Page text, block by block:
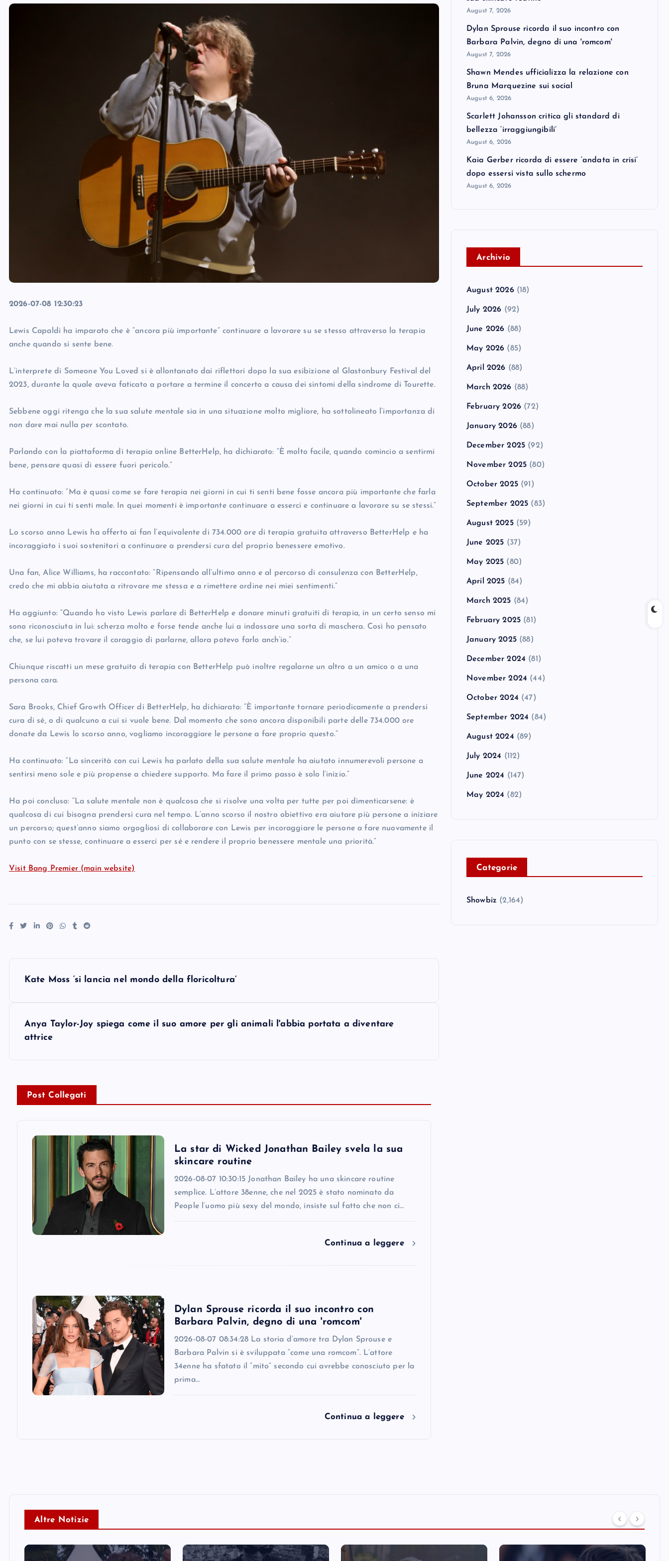
2026-07-08 12:30:23
Lewis Capaldi ha imparato che è “ancora più importante” continuare a lavorare su se stesso attraverso la terapia
anche quando si sente bene.
L’interprete di Someone You Loved si è allontanato dai riflettori dopo la sua esibizione al Glastonbury Festival del
2023, durante la quale aveva faticato a portare a termine il concerto a causa dei sintomi della sindrome di Tourette.
Sebbene oggi ritenga che la sua salute mentale sia in una situazione molto migliore, ha sottolineato l’importanza di
non dare mai nulla per scontato.
Parlando con la piattaforma di terapia online BetterHelp, ha dichiarato: “È molto facile, quando comincio a sentirmi
bene, pensare quasi di essere fuori pericolo.”
Ha continuato: “Ma è quasi come se fare terapia nei giorni in cui ti senti bene fosse ancora più importante che farla
nei giorni in cui ti senti male. In quei momenti è importante continuare a esserci e continuare a lavorare su se stessi.”
Lo scorso anno Lewis ha offerto ai fan l’equivalente di 734.000 ore di terapia gratuita attraverso BetterHelp e ha
incoraggiato i suoi sostenitori a continuare a prendersi cura del proprio benessere emotivo.
Una fan, Alice Williams, ha raccontato: “Ripensando all’ultimo anno e al percorso di consulenza con BetterHelp,
credo che mi abbia aiutata a ritrovare me stessa e a rimettere ordine nei miei sentimenti.”
Ha aggiunto: “Quando ho visto Lewis parlare di BetterHelp e donare minuti gratuiti di terapia, in un certo senso mi
sono riconosciuta in lui: scherza molto e forse tende anche lui a indossare una sorta di maschera. Così ho pensato
che, se lui poteva trovare il coraggio di parlarne, allora potevo farlo anch’io.”
Chiunque riscatti un mese gratuito di terapia con BetterHelp può inoltre regalarne un altro a un amico o a una
persona cara.
Sara Brooks, Chief Growth Officer di BetterHelp, ha dichiarato: “È importante tornare periodicamente a prendersi
cura di sé, o di qualcuno a cui si vuole bene. Dal momento che sono ancora disponibili parte delle 734.000 ore
donate da Lewis lo scorso anno, vogliamo incoraggiare le persone a fare proprio questo.”
Ha continuato: “La sincerità con cui Lewis ha parlato della sua salute mentale ha aiutato innumerevoli persone a
sentirsi meno sole e più propense a chiedere supporto. Ma fare il primo passo è solo l’inizio.”
Ha poi concluso: “La salute mentale non è qualcosa che si risolve una volta per tutte per poi dimenticarsene: è
qualcosa di cui bisogna prendersi cura nel tempo. L’anno scorso il nostro obiettivo era aiutare più persone a iniziare
un percorso; quest’anno siamo orgogliosi di collaborare con Lewis per incoraggiare le persone a fare nuovamente il
punto con se stesse, continuare a esserci per sé e rendere il proprio benessere mentale una priorità.”
Visit Bang Premier (main website)
n
a
Kate Moss ‘si lancia nel mondo della floricoltura’
Anya Taylor-Joy spiega come il suo amore per gli animali l'abbia portata a diventare
attrice
Post Collegati
La star di Wicked Jonathan Bailey svela la sua
skincare routine
2026-08-07 10:30:15 Jonathan Bailey ha una skincare routine
semplice. L’attore 38enne, che nel 2025 è stato nominato da
People l’uomo più sexy del mondo, insiste sul fatto che non ci…
Continua a leggere
Dylan Sprouse ricorda il suo incontro con
Barbara Palvin, degno di una 'romcom'
2026-08-07 08:34:28 La storia d’amore tra Dylan Sprouse e
Barbara Palvin si è sviluppata “come una romcom”. L’attore
34enne ha sfatato il “mito” secondo cui avrebbe conosciuto per la
prima…
Continua a leggere
August 7, 2026
Dylan Sprouse ricorda il suo incontro con
Barbara Palvin, degno di una 'romcom'
August 7, 2026
Shawn Mendes ufficializza la relazione con
Bruna Marquezine sui social
August 6, 2026
Scarlett Johansson critica gli standard di
bellezza ‘irraggiungibili’
August 6, 2026
Kaia Gerber ricorda di essere ‘andata in crisi’
dopo essersi vista sullo schermo
August 6, 2026
Archivio
August 2026(18)
July 2026 (92)
June 2026 (88)
May 2026 (85)
April 2026 (88)
March 2026 (88)
February 2026 (72)
January 2026(88)
December 2025 (92)
November 2025 (80)
October 2025(91)
September 2025 (83)
August 2025(59)
June 2025 (37)
May 2025 (80)
April 2025 (84)
March 2025 (84)
February 2025 (81)
January 2025(88)
December 2024 (81)
November 2024 (44)
October 2024 (47)
September 2024 (84)
August 2024 (89)
July 2024 (112)
June 2024 (147)
May 2024 (82)
Categorie
Showbiz (2,164)
Altre Notizie